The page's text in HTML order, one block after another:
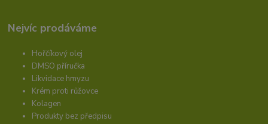
Nejvíc prodáváme
Hořčíkový olej
DMSO příručka
Likvidace hmyzu
Krém proti růžovce
Kolagen
Produkty bez předpisu